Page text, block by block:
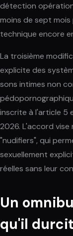
détection
moins de sept
technique encore
La troisième
explicite des
sons intimes non
inscrite à l'article 5
2026. L'accord
"nudifiers", qui
sexuellement
réelles sans leur
Un
qu'il durcit